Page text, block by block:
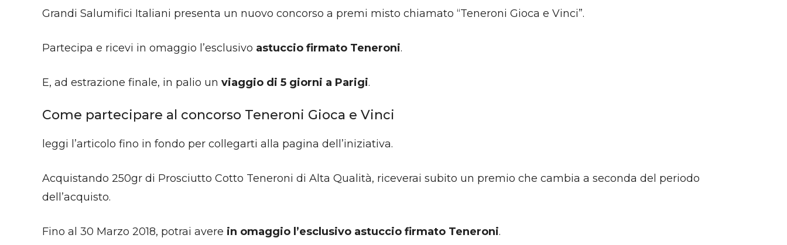
Grandi Salumifici Italiani presenta un nuovo concorso a premi misto chiamato “Teneroni Gioca e Vinci”.
Partecipa e ricevi in omaggio l’esclusivo astuccio firmato Teneroni.
E, ad estrazione finale, in palio un viaggio di 5 giorni a Parigi.
Come partecipare al concorso Teneroni Gioca e Vinci
leggi l’articolo fino in fondo per collegarti alla pagina dell’iniziativa.
Acquistando 250gr di Prosciutto Cotto Teneroni di Alta Qualità, riceverai subito un premio che cambia a seconda del periodo
dell’acquisto.
Fino al 30 Marzo 2018, potrai avere in omaggio l’esclusivo astuccio firmato Teneroni.